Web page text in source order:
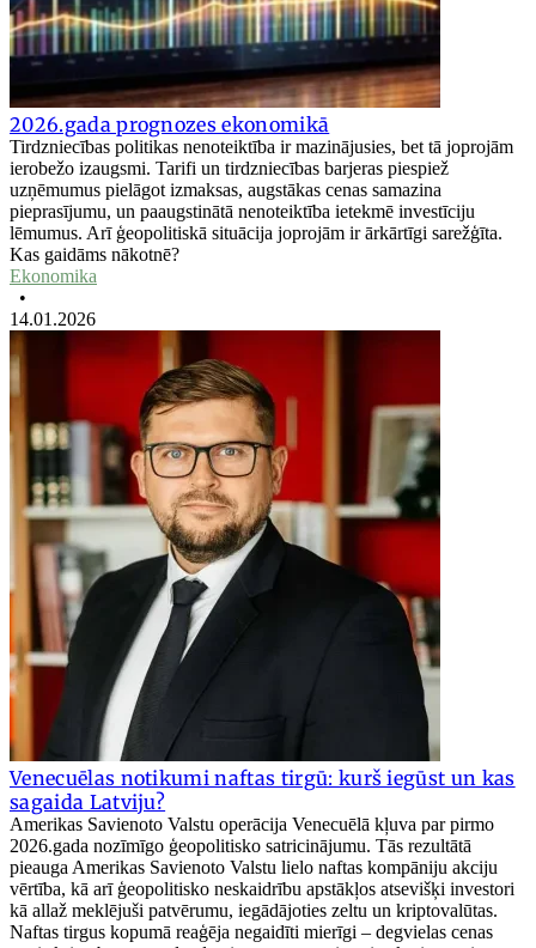
2026.gada prognozes ekonomikā
Tirdzniecības politikas nenoteiktība ir mazinājusies, bet tā joprojām
ierobežo izaugsmi. Tarifi un tirdzniecības barjeras piespiež
uzņēmumus pielāgot izmaksas, augstākas cenas samazina
pieprasījumu, un paaugstinātā nenoteiktība ietekmē investīciju
lēmumus. Arī ģeopolitiskā situācija joprojām ir ārkārtīgi sarežģīta.
Kas gaidāms nākotnē?
Ekonomika
•
14.01.2026
Venecuēlas notikumi naftas tirgū: kurš iegūst un kas
sagaida Latviju?
Amerikas Savienoto Valstu operācija Venecuēlā kļuva par pirmo
2026.gada nozīmīgo ģeopolitisko satricinājumu. Tās rezultātā
pieauga Amerikas Savienoto Valstu lielo naftas kompāniju akciju
vērtība, kā arī ģeopolitisko neskaidrību apstākļos atsevišķi investori
kā allaž meklējuši patvērumu, iegādājoties zeltu un kriptovalūtas.
Naftas tirgus kopumā reaģēja negaidīti mierīgi – degvielas cenas